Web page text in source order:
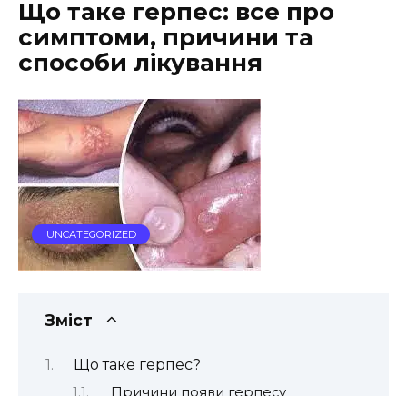
Що таке герпес: все про
симптоми, причини та
способи лікування
UNCATEGORIZED
Зміст
Що таке герпес?
Причини появи герпесу